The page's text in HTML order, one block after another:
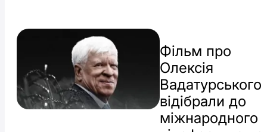
Фільм про
Олексія
Вадатурського
відібрали до
міжнародного